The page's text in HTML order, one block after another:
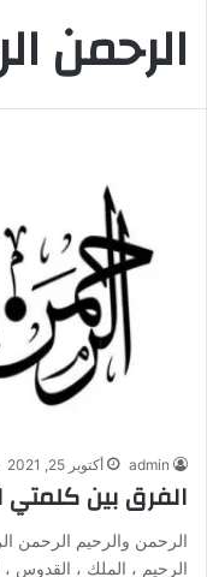
الرحمن
admin أكتوبر 25, 2021
الفرق بين كلمتي
الرحمن والرحيم الرحمن
الرحيم ، الملك ، القدوس